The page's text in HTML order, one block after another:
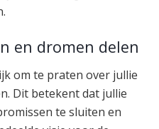
en dromen delen
om te praten over jullie
Dit betekent dat jullie
te sluiten en